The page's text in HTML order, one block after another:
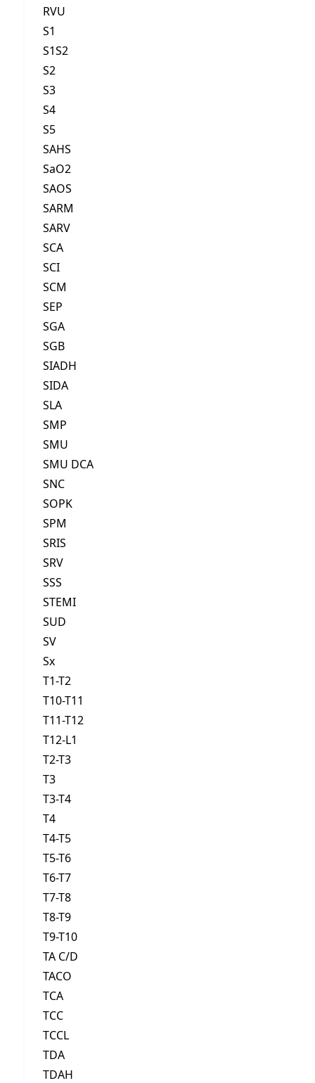
RVU
S1
S1S2
S2
S3
S4
S5
SAHS
SaO2
SAOS
SARM
SARV
SCA
SCI
SCM
SEP
SGA
SGB
SIADH
SIDA
SLA
SMP
SMU
SMU DCA
SNC
SOPK
SPM
SRIS
SRV
SSS
STEMI
SUD
SV
Sx
T1-T2
T10-T11
T11-T12
T12-L1
T2-T3
T3
T3-T4
T4
T4-T5
T5-T6
T6-T7
T7-T8
T8-T9
T9-T10
TA C/D
TACO
TCA
TCC
TCCL
TDA
TDAH